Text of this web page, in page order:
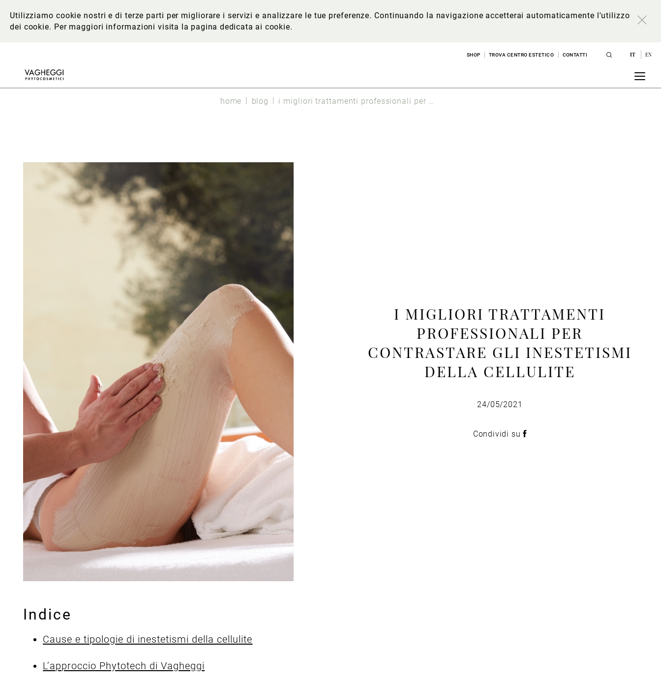
Utilizziamo cookie nostri e di terze parti per migliorare i servizi e analizzare le tue preferenze. Continuando la navigazione accetterai automaticamente l'utilizzo
dei cookie. Per maggiori informazionivisita la pagina dedicata ai cookie.
SHOP TROVA CENTRO ESTETICO CONTATTI IT EN
home blog
I MIGLIORI TRATTAMENTI
PROFESSIONALI PER
CONTRASTARE GLI INESTETISMI
DELLA CELLULITE
24/05/2021
Condividi su
Indice
Cause e tipologie di inestetismi della cellulite
L’approccio Phytotech di Vagheggi